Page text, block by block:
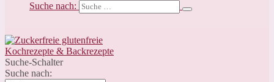
Suche nach:
Suche-Schalter
Suche nach: